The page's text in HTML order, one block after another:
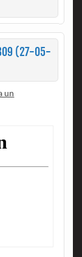
(27-05-
un